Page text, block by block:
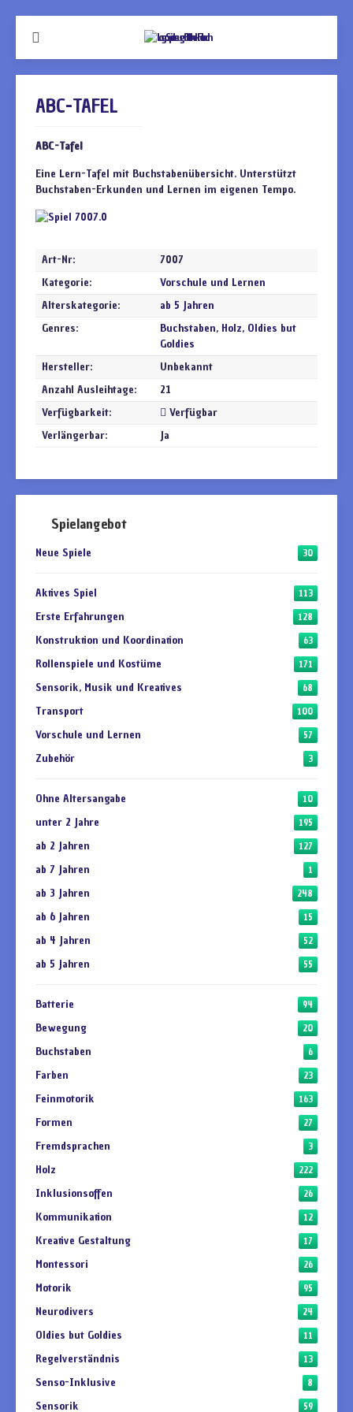
ABC-TAFEL
ABC-Tafel
Eine Lern-Tafel mit Buchstabenübersicht. Unterstützt
Buchstaben-Erkunden und Lernen im eigenen Tempo.
Art-Nr:
7007
Kategorie:
Vorschule und Lernen
Alterskategorie:
ab 5 Jahren
Genres:
Buchstaben, Holz, Oldies but
Goldies
Hersteller:
Unbekannt
Anzahl Ausleihtage:
21
Verfügbarkeit:
Verfügbar
Verlängerbar:
Ja
Spielangebot
Neue Spiele 30
Aktives Spiel 113
Erste Erfahrungen 128
Konstruktion und Koordination 63
Rollenspiele und Kostüme 171
Sensorik, Musik und Kreatives 68
Transport 100
Vorschule und Lernen 57
Zubehör 3
Ohne Altersangabe 10
unter 2 Jahre 195
ab 2 Jahren 127
ab 7 Jahren 1
ab 3 Jahren 248
ab 6 Jahren 15
ab 4 Jahren 52
ab 5 Jahren 55
Batterie 94
Bewegung 20
Buchstaben 6
Farben 23
Feinmotorik 163
Formen 27
Fremdsprachen 3
Holz 222
Inklusionsoffen 26
Kommunikation 12
Kreative Gestaltung 17
Montessori 26
Motorik 95
Neurodivers 24
Oldies but Goldies 11
Regelverständnis 13
Senso-Inklusive 8
Sensorik 59